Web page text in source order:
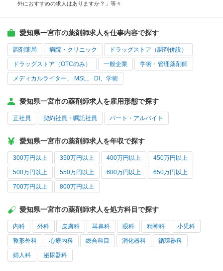
外におすすめの求人はありますか？」等々
愛知県一宮市の薬剤師求人を仕事内容で探す
調剤薬局 病院・クリニック ドラッグストア（調剤併設）
ドラッグストア（OTCのみ） 一般企業 学術・管理薬剤師
メディカルライター、 MSL、 DI、学術
愛知県一宮市の薬剤師求人を雇用形態で探す
正社員 契約社員・嘱託社員 パート・アルバイト
愛知県一宮市の薬剤師求人を年収で探す
300万円以上 350万円以上 400万円以上 450万円以上
500万円以上 550万円以上 600万円以上 650万円以上
700万円以上 800万円以上
愛知県一宮市の薬剤師求人を処方科目で探す
内科 外科 皮膚科 耳鼻科 眼科 精神科 小児科
整形外科 心療内科 総合科目 消化器科 循環器科
婦人科 泌尿器科